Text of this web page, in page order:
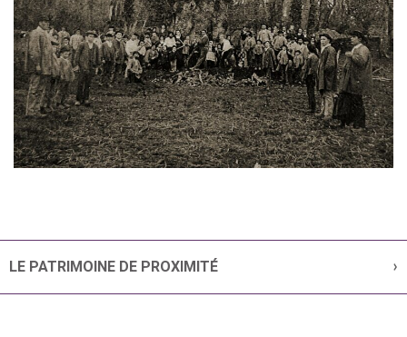
LE PATRIMOINE DE PROXIMITÉ